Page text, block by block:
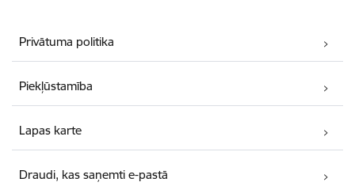
Privātuma politika
Piekļūstamība
Lapas karte
Draudi, kas saņemti e-pastā